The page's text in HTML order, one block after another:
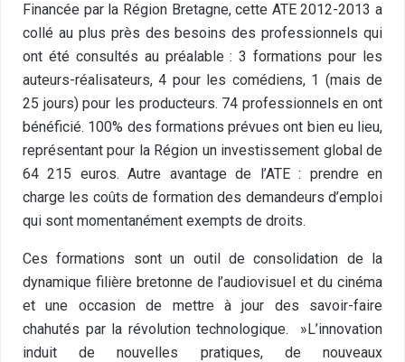
Financée par la Région Bretagne, cette ATE 2012-2013 a
collé au plus près des besoins des professionnels qui
ont été consultés au préalable : 3 formations pour les
auteurs-réalisateurs, 4 pour les comédiens, 1 (mais de
25 jours) pour les producteurs. 74 professionnels en ont
bénéficié. 100% des formations prévues ont bien eu lieu,
représentant pour la Région un investissement global de
64 215 euros. Autre avantage de l’ATE : prendre en
charge les coûts de formation des demandeurs d’emploi
qui sont momentanément exempts de droits.
Ces formations sont un outil de consolidation de la
dynamique filière bretonne de l’audiovisuel et du cinéma
et une occasion de mettre à jour des savoir-faire
chahutés par la révolution technologique. »L’innovation
induit de nouvelles pratiques, de nouveaux